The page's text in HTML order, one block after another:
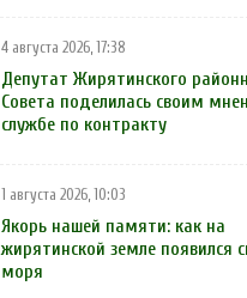
4 августа 2026, 17:38
Депутат Жирятинского
Совета поделилась своим
службе по контракту
1 августа 2026, 10:03
Якорь нашей памяти: как на
жирятинской земле появился
моря